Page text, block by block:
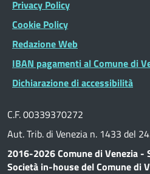
Privacy Policy
Cookie Policy
Redazione Web
IBAN pagamenti al Comune di
Dichiarazione di accessibilità
C.F. 00339370272
Aut. Trib. di Venezia n. 1433 del
2016-2026 Comune di Venezia -
Società in-house del Comune di